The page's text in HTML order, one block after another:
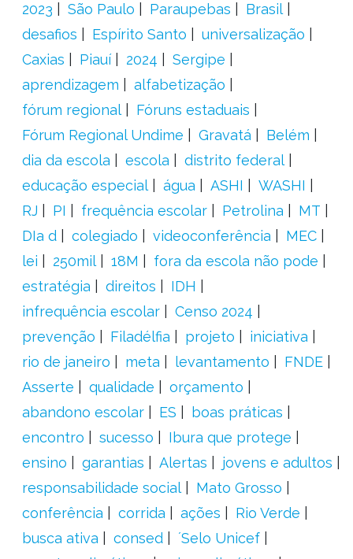
2023
São Paulo Paraupebas
Brasil
desafios
Espírito Santo
universalização
Caxias
Piauí 2024
Sergipe
aprendizagem
alfabetização
fórum regional
Fóruns estaduais
Fórum Regional Undime
Gravatá
Belém
dia da escola
escola
distrito federal
educação especial
água ASHI
WASHI
RJ
PI frequência escolar Petrolina
MT
DIa d
colegiado videoconferência
MEC
lei
250mil 18M
fora da escola não pode
estratégia
direitos
IDH
infrequência escolar
Censo 2024
prevenção
Filadélfia projeto
iniciativa
rio de janeiro
meta levantamento
FNDE
Asserte
qualidade
orçamento
abandono escolar
ES
boas práticas
encontro
sucesso
Ibura que protege
ensino
garantias Alertas
jovens e adultos
responsabilidade social
Mato Grosso
conferência
corrida ações
Rio Verde
busca ativa
consed
´Selo Unicef